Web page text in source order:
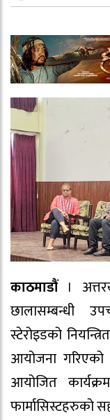
काठमाडौं।
छालासम्बन्धी
स्टेरोइडको
आयोजना गरिएको
आयोजित
फार्मासिस्टहरुको